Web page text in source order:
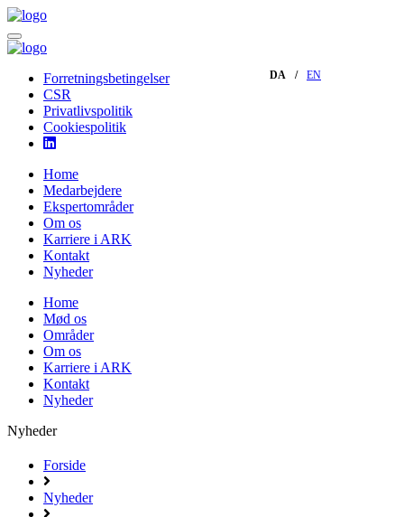
DA EN
Forretningsbetingelser
CSR
Privatlivspolitik
Cookiespolitik
Home
Medarbejdere
Ekspertområder
Om os
Karriere i ARK
Kontakt
Nyheder
Home
Mød os
Områder
Om os
Karriere i ARK
Kontakt
Nyheder
Nyheder
Forside
Nyheder